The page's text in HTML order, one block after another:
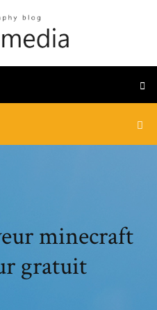
minecraft
gratuit